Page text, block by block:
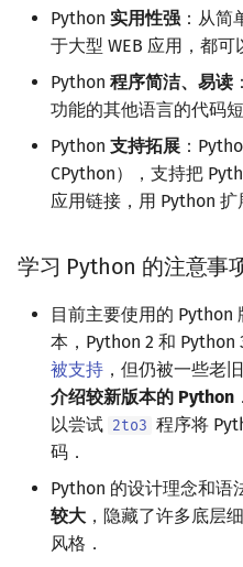
OJ 工具
LaTeX 入门
数字运算
数据类型判断
基本输入输出
字符串
创建数组
使用 list
使用 NumPy
使用 array
格式化输出
构造
Alpha–Beta 剪枝
计数 DP
动态 DP
概率 DP
DP 套 DP
其它 DP 方法
后缀数组 (SA)
后缀自动机 (SAM)
后缀平衡树
广义后缀自动机
Manacher
回文树
序列自动机
最小表示法
Lyndon 分解
Main–Lorentz 算法
数论
多项式与生成函数
组合数学
线性代数
抽象代数
概率论
博弈论
数值算法
序理论
杨氏矩阵
ST 表
树状数组
线段树
划分树
可持久化数据结构
树套树
K-D Tree
动态树
析合树
斯坦纳树
连通性相关
环计数问题
欧拉图
哈密顿图
二分图
平面图
弦图
平面最近点对
随机增量法
反演变换
计算几何杂项
约瑟夫问题
表达式求值
在一台机器上规划任务
主元素问题
15-puzzle
Kahan 求和
珂朵莉树/颜色段均摊
空间优化简介
Python 实用性强 ：从
于大型 WEB 应用，都可
Python 程序简洁、易读
功能的其他语言的代码短
Python 支持拓展 ：
CPython），支持把
应用链接，用 Python 扩
学习 Python 的注意事
目前主要使用的 Python
本，Python 2 和 Python
被支持 ，但仍被一些老
介绍较新版本的 Python
以尝试 2to3 程序将
码．
Python 的设计理念和语
较大 ，隐藏了许多底层
风格．